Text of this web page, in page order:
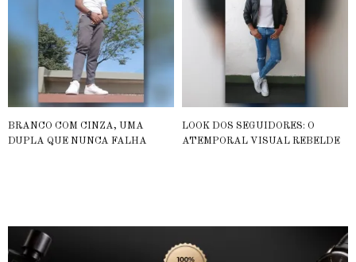
BRANCO COM CINZA, UMA
DUPLA QUE NUNCA FALHA
LOOK DOS SEGUIDORES: O
ATEMPORAL VISUAL REBELDE